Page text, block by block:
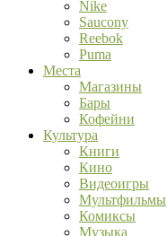
Nike
Saucony
Reebok
Puma
Места
Магазины
Бары
Кофейни
Культура
Книги
Кино
Видеоигры
Мультфильмы
Комиксы
Музыка